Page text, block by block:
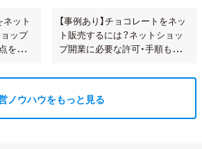
ネット
ップ
を解
【事例あり】チョコレートをネッ
ト販売するには？ネットショッ
プ開業に必要な許可・手順も解
ノウハウをもっと見る